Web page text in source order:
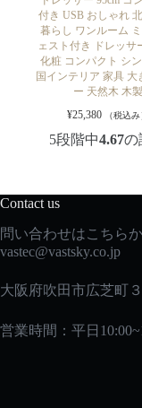
付き USB おしゃれ
暮らし ワンルーム
ェスト付き ドレッサ
化粧 コンパクト シ
国インテリア 家具 大
ー 天然木 木製
¥25,380 （税込み
5段階中4.67の
Contact us
問い合わせはこちらか
vastec@vastsky.co.jp
大阪府吹田市広芝町
営業時間：平日